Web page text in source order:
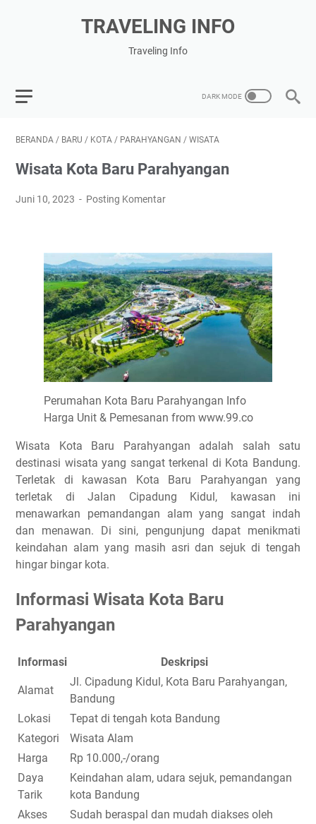
TRAVELING INFO
Traveling Info
BERANDA / BARU / KOTA / PARAHYANGAN / WISATA
Wisata Kota Baru Parahyangan
Juni 10, 2023 Posting Komentar
Perumahan Kota Baru Parahyangan Info
Harga Unit & Pemesanan from www.99.co
Wisata Kota Baru Parahyangan adalah salah satu
destinasi wisata yang sangat terkenal di Kota Bandung.
Terletak di kawasan Kota Baru Parahyangan yang
terletak di Jalan Cipadung Kidul, kawasan ini
menawarkan pemandangan alam yang sangat indah
dan menawan. Di sini, pengunjung dapat menikmati
keindahan alam yang masih asri dan sejuk di tengah
hingar bingar kota.
Informasi Wisata Kota Baru
Parahyangan
Informasi Deskripsi
Alamat
Jl. Cipadung Kidul, Kota Baru Parahyangan,
Bandung
Lokasi
Tepat di tengah kota Bandung
Kategori
Wisata Alam
Harga
Rp 10.000,-/orang
Daya
Tarik
Keindahan alam, udara sejuk, pemandangan
kota Bandung
Akses
Sudah beraspal dan mudah diakses oleh